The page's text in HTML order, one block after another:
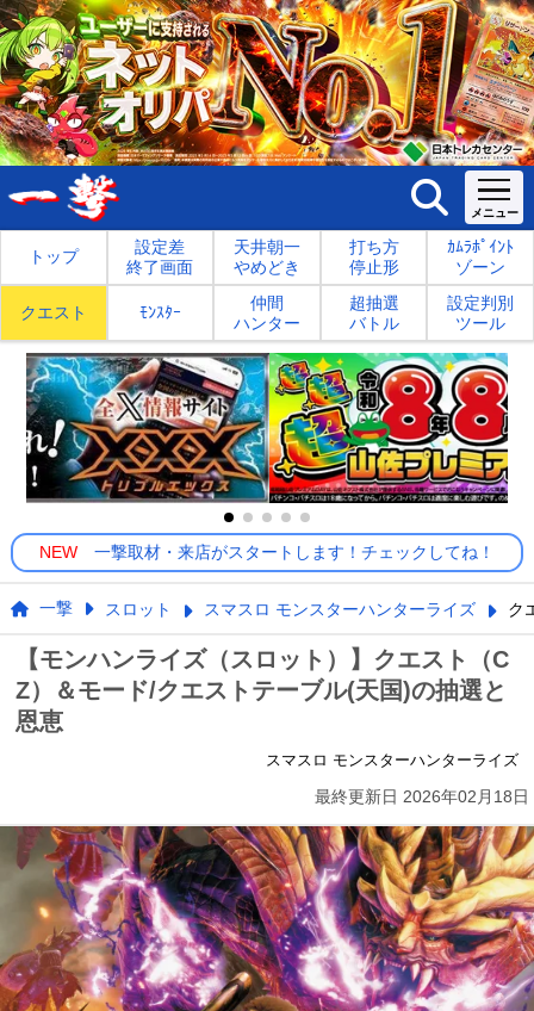
トップ
設定差
終了画面
天井朝一
やめどき
打ち方
停止形
ｶﾑﾗﾎﾟｲﾝﾄ
ゾーン
クエスト ﾓﾝｽﾀｰ
仲間
ハンター
超抽選
バトル
設定判別
ツール
NEW 一撃取材・来店がスタートします！チェックしてね！
一撃 スロット スマスロ モンスターハンターライズ ク
【モンハンライズ（スロット）】クエスト（C
Z）＆モード/クエストテーブル(天国)の抽選と
恩恵
スマスロ モンスターハンターライズ
最終更新日 2026年02月18日